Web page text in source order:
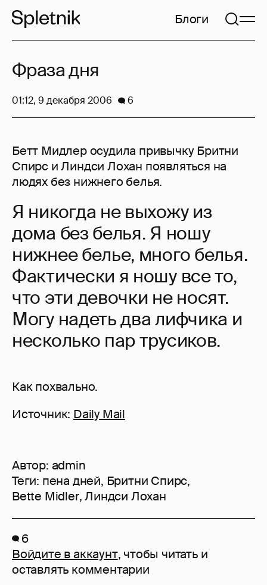
Блоги
Бетт Мидлер осудила привычку Бритни
Спирс и Линдси Лохан появляться на
людях без нижнего белья.
Я никогда не выхожу из
дома без белья. Я ношу
нижнее белье, много белья.
Фактически я ношу все то,
что эти девочки не носят.
Могу надеть два лифчика и
несколько пар трусиков.
Как похвально.
Источник: Daily Mail
Автор: admin
Теги: пена дней, Бритни Спирс,
Bette Midler,Линдси Лохан
Фраза дня
01:12, 9 декабря 2006 6
6
Войдите в аккаунт, чтобы читать и
оставлять комментарии